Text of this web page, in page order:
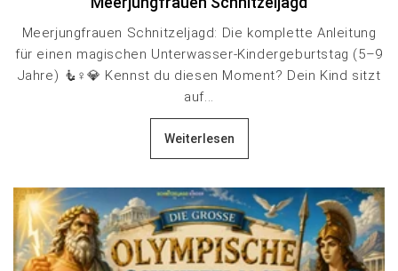
Meerjungfrauen Schnitzeljagd: Die komplette Anleitung
für einen magischen Unterwasser-Kindergeburtstag (5–9
Jahre) 🧜♀️💎 Kennst du diesen Moment? Dein Kind sitzt
auf...
Weiterlesen